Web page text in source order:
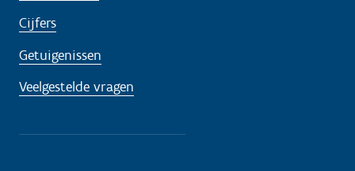
Cijfers
Getuigenissen
Veelgestelde vragen